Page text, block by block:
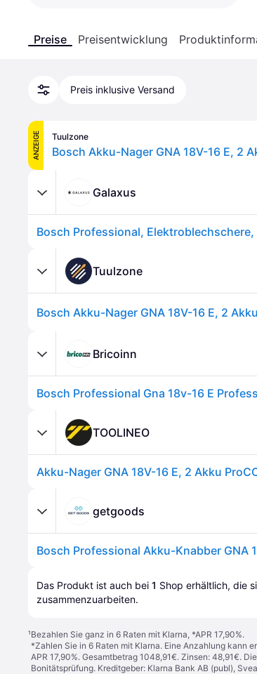
Preise Preisentwicklung
Preis inklusive Versand
ANZEIGE Tuulzone
Galaxus
Bosch Professional, Elektroblechschere,
Tuulzone
Bricoinn
TOOLINEO
getgoods
Das Produkt ist auch bei 1 Shop erhältlich, die
zusammenzuarbeiten.
¹Bezahlen Sie ganz in 6 Raten mit Klarna, *APR 17,90%.
*Zahlen Sie in 6 Raten mit Klarna. Eine Anzahlung kann
APR 17,90%. Gesamtbetrag 1048,91€. Zinsen: 48,91€.
Bonitätsprüfung. Kreditgeber: Klarna Bank AB (publ),